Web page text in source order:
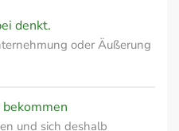
denkt.
oder Äußerung
und sich deshalb